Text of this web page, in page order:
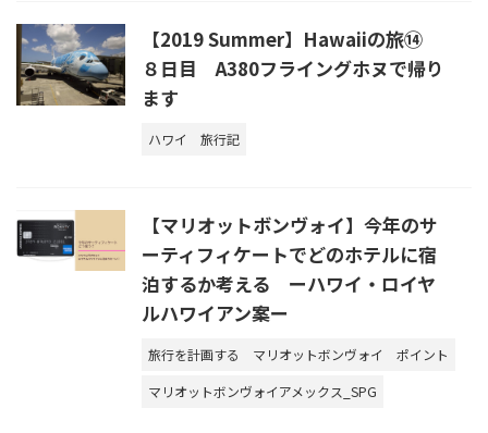
【2019 Summer】Hawaiiの旅⑭
８日目 A380フライングホヌで帰り
ます
ハワイ 旅行記
【マリオットボンヴォイ】今年のサ
ーティフィケートでどのホテルに宿
泊するか考える ーハワイ・ロイヤ
ルハワイアン案ー
旅行を計画する マリオットボンヴォイ
ポイント
マリオットボンヴォイアメックス_SPG